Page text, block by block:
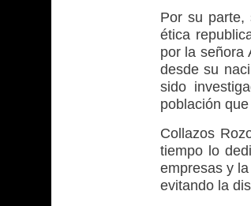
Por su parte,
ética
por la señora
desde su
sido
población
Collazos
tiempo lo
empresas y
evitando la